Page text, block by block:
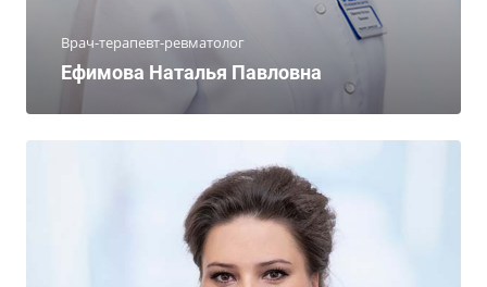
Врач-терапевт-ревматолог
Ефимова Наталья Павловна